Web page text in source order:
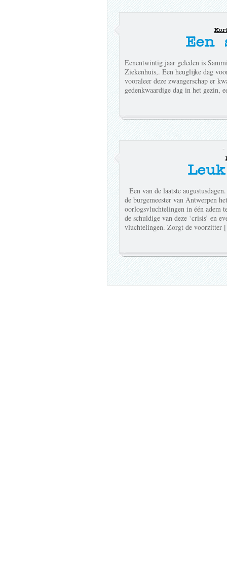
Een
Eenentwintig jaar geleden is
Ziekenhuis,. Een heuglijke dag
vooraleer deze zwangerschap er
gedenkwaardige dag in het gezin,
-
Een van de laatste
de burgemeester van Antwerpen
oorlogsvluchtelingen in één adem
de schuldige van deze ‘crisis’ en
vluchtelingen. Zorgt de